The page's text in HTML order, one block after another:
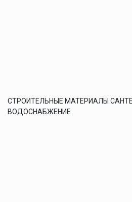
СТРОИТЕЛЬНЫЕ МАТЕРИАЛЫ
ВОДОСНАБЖЕНИЕ